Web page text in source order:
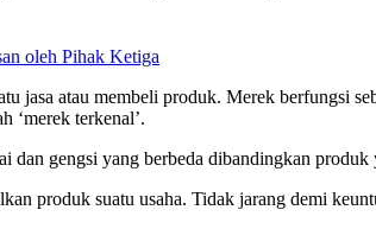
jasa atau membeli produk. Merek
‘merek terkenal’.
gengsi yang berbeda dibandingkan produk
produk suatu usaha. Tidak jarang demi